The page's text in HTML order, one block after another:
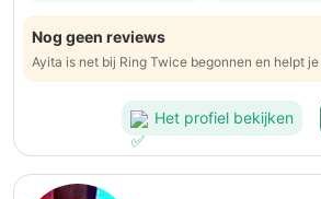
Nog geen reviews
Ayita is net bij Ring Twice begonnen en helpt je
Het profiel bekijken